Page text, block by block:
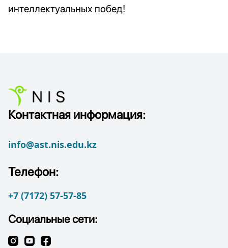
интеллектуальных побед!
Контактная информация:
info@ast.nis.edu.kz
Телефон:
+7 (7172) 57-57-85
Социальные сети: